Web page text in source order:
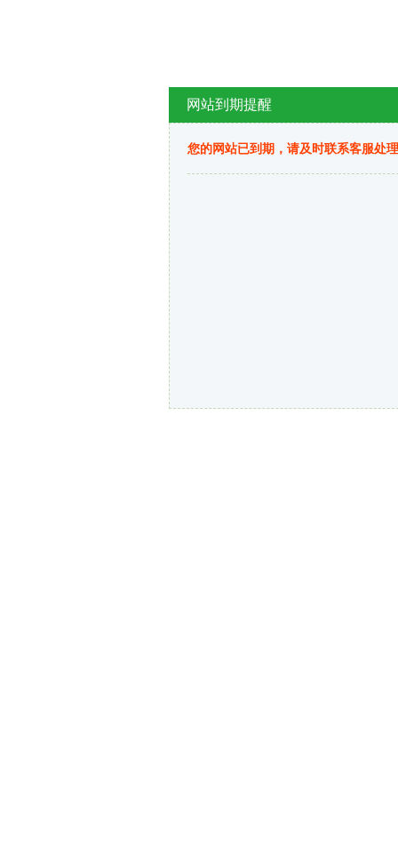
网站到期提醒
您的网站已到期，请及时联系客服处理